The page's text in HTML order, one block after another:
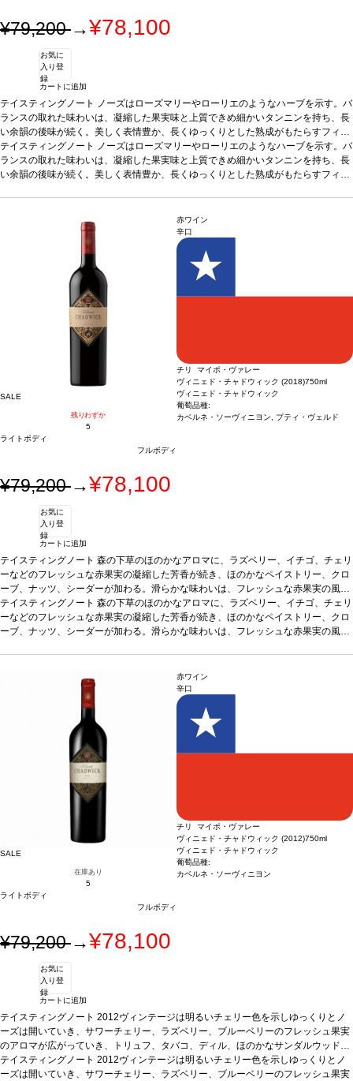
¥79,200→¥78,100
お気に
入り登
録
カートに追加
テイスティングノート
ノーズはローズマリーやローリエのようなハーブを示す。バ
ランスの取れた味わいは、凝縮した果実味と上質できめ細かいタンニンを持ち、長
い余韻の後味が続く。美しく表情豊か、長くゆっくりとした熟成がもたらすフィネ
スと、見事な深みが感じられる。高い熟成ポテンシャルを存分に発揮する一本。 合
う料理ル・プレサレ（塩沼の子羊肉）、フィレ・ミニョンなどと好相性葡萄品種1
00% カベルネ・ソーヴィニヨン認証サステナブル認証
テイスティングノート
ノーズはローズマリーやローリエのようなハーブを示す。バ
ランスの取れた味わいは、凝縮した果実味と上質できめ細かいタンニンを持ち、長
い余韻の後味が続く。美しく表情豊か、長くゆっくりとした熟成がもたらすフィネ
サステナブル認証
SALE
残りわずか
5
ライトボディ
フルボディ
赤ワイン
辛口
チリ マイポ・ヴァレー
ヴィニェド・チャドウィック (2018)750ml
ヴィニェド・チャドウィック
葡萄品種:
カベルネ・ソーヴィニヨン, プティ・ヴェルド
¥79,200→¥78,100
お気に
入り登
録
カートに追加
テイスティングノート 森の下草のほのかなアロマに、ラズベリー、イチゴ、チェリ
ーなどのフレッシュな赤果実の凝縮した芳香が続き、ほのかなペイストリー、クロ
ーブ、ナッツ、シーダーが加わる。滑らかな味わいは、フレッシュな赤果実の風味
が支配し、微かなタバコやカシスを含む。複雑な風味はピュアで輪郭を描き、きめ
細かなタンニンは直線的で継ぎ目のないテクスチャーを提供する。見事なエレガン
スと力強さを備えていて、この先何年も愉しめる逸品。合う料理モン・サン・ミ
テイスティングノート 森の下草のほのかなアロマに、ラズベリー、イチゴ、チェリ
ーなどのフレッシュな赤果実の凝縮した芳香が続き、ほのかなペイストリー、クロ
ーブ、ナッツ、シーダーが加わる。滑らかな味わいは、フレッシュな赤果実の風味
スと力強さを備えていて、この先何年も愉しめる逸品。
ッシェルの仔羊、フィレ・ステーキ
葡萄品種
3%プティ・ヴェルド
SALE
在庫あり
5
ライトボディ
フルボディ
赤ワイン
辛口
チリ マイポ・ヴァレー
ヴィニェド・チャドウィック (2012)750ml
ヴィニェド・チャドウィック
葡萄品種:
カベルネ・ソーヴィニヨン
¥79,200→¥78,100
お気に
入り登
録
カートに追加
テイスティングノート 2012ヴィンテージは明るいチェリー色を示しゆっくりとノ
ーズは開いていき、サワーチェリー、ラズベリー、ブルーベリーのフレッシュ果実
のアロマが広がっていき、トリュフ、タバコ、ディル、ほのかなサンダルウッドの
含みへと展開していきます。ワインは力強い風味、フレッシュな赤や黒果実の素晴
らしい表現を持つノーズを再現している風味のブレンドを示し、シーダー、タバ
テイスティングノート 2012ヴィンテージは明るいチェリー色を示しゆっくりとノ
ーズは開いていき、サワーチェリー、ラズベリー、ブルーベリーのフレッシュ果実